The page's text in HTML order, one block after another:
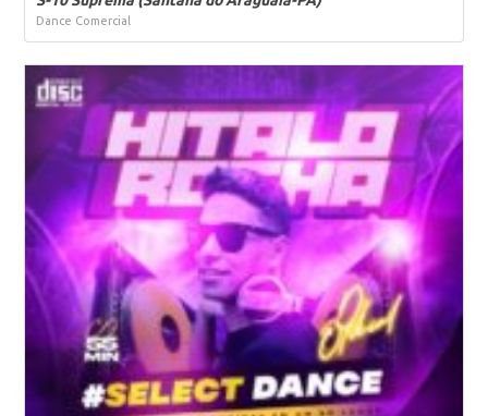
Dance Comercial